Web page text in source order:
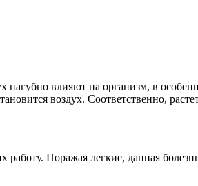
влияют на организм, в
воздух. Соответственно,
Поражая легкие, данная